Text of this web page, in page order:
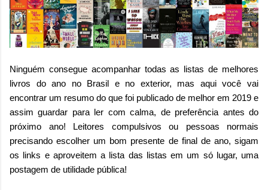
Ninguém consegue acompanhar todas as listas de melhores
livros do ano no Brasil e no exterior, mas aqui você vai
encontrar um resumo do que foi publicado de melhor em 2019 e
assim guardar para ler com calma, de preferência antes do
próximo ano! Leitores compulsivos ou pessoas normais
precisando escolher um bom presente de final de ano, sigam
os links e aproveitem a lista das listas em um só lugar, uma
postagem de utilidade pública!